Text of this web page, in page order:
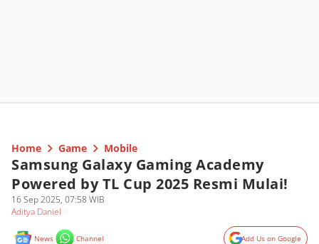
Home Game Mobile
Samsung Galaxy Gaming Academy
Powered by TL Cup 2025 Resmi Mulai!
16 Sep 2025, 07:58 WIB
Aditya Daniel
News Channel Add Us on Google